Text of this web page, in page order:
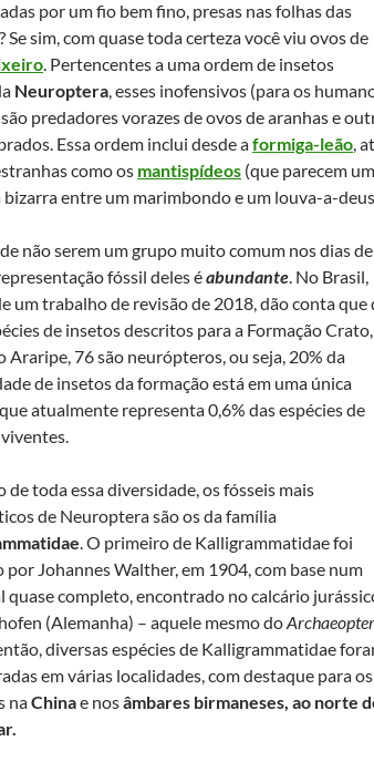
por um fio bem fino, presas nas folhas das
Se sim, com quase toda certeza você viu ovos de
. Pertencentes a uma ordem de insetos
Neuroptera, esses inofensivos (para os
predadores vorazes de ovos de aranhas e
Essa ordem inclui desde aformiga-leão,
como os mantispídeos (que parecem
entre um marimbondo e um louva-a-
não serem um grupo muito comum nos dias de
fóssil deles éabundante. No Brasil,
um trabalho de revisão de 2018, dão conta que
de insetos descritos para a Formação
Araripe, 76 são neurópteros, ou seja, 20% da
de insetos da formação está em uma única
atualmente representa 0,6% das espécies de
de toda essa diversidade, os fósseis mais
de Neuroptera são os da família
. O primeiro de Kalligrammatidae foi
por Johannes Walther, em 1904, com base num
quase completo, encontrado no calcário
(Alemanha) – aquele mesmo do
diversas espécies de Kalligrammatidae
em várias localidades, com destaque para os
naChinae nosâmbares birmaneses, ao norte